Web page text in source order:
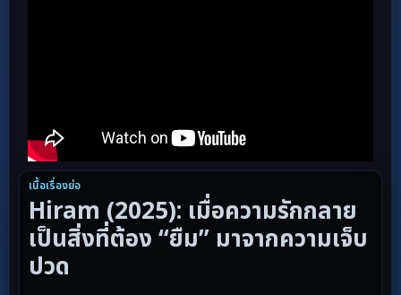
เนื้อเรื่องย่อ
Hiram (2025): เมื่อความรักกลาย
เป็นสิ่งที่ต้อง “ยืม” มาจากความเจ็บ
ปวด